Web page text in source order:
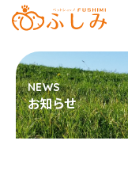
お知らせ